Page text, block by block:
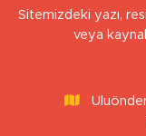
Sitemizdeki yazı,